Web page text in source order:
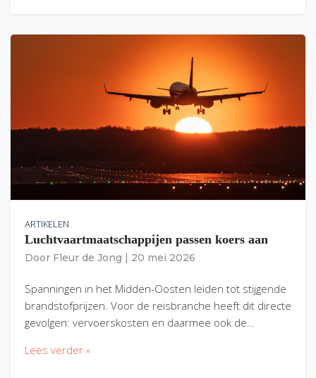
ARTIKELEN
Luchtvaartmaatschappijen passen koers aan
Door Fleur de Jong 20 mei 2026
Spanningen in het Midden-Oosten leiden tot stijgende
brandstofprijzen. Voor de reisbranche heeft dit directe
gevolgen: vervoerskosten en daarmee ook de…
Lees verder »